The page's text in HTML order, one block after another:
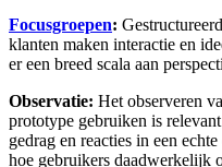
Focusgroepen:
klanten maken interactie en
er een breed scala aan
Observatie: Het observeren
prototype gebruiken is
gedrag en reacties in een
hoe gebruikers daadwerkelijk